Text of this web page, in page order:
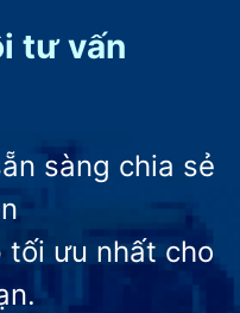
tư vấn
sàng chia sẻ
tối ưu nhất cho